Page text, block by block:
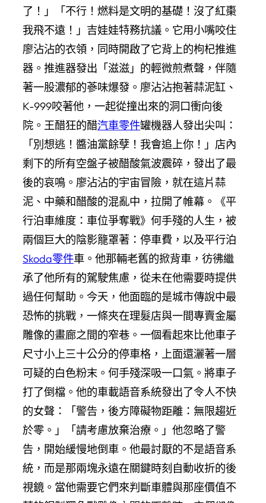
了！」「不行！燃料是文明的基礎！沒了紅棗
我飛不遠！」吉娃娃特務抗議。它用小嘴咬住
廖沾沾的衣領，同時開啟了它背上的枸杞推進
器。推進器發出「滋滋」的輕微煎煮聲，伴隨
著一股濃郁的蔘味爆發。廖沾沾抱著蒜泥缸、
K-999咬著他，一起從撞出來的洞口衝向後
院。王醋狂的醋汽車零件罐機器人發出尖叫：
「別想逃！醬油黨餘孽！我會追上你！」店內
剩下的所有空盤子被醋酸氣波震碎，發出了最
後的哀鳴。廖沾沾的宇宙冒險，就在這片蒜
泥、中藥和醋酸的混亂中，拉開了帷幕。《平
行泊車維度：車位爭奪戰》何手殘的人生，被
兩個巨大的陰影籠罩著：停車費，以及平行泊
Skoda零件車。他那輛老舊的掀背車，彷彿繼
承了他所有的駕駛焦慮，從未在他需要時提供
過任何幫助。今天，他面臨的是城市傳說中最
恐怖的挑戰，一條夾在理髮店與一間專賣金屬
雕像的畫廊之間的窄巷。一個看起來比他車子
尺寸小上三十公分的停車格，上面還灑著一層
可疑的白色粉末。何手殘深吸一口氣。將車子
打了倒檔。他的車載語音系統發出了令人不快
的女聲：「警告，後方障礙物距離：無限趨近
於零。」「請考慮放棄治療。」他忽略了警
告，開始緩慢地倒車。他最討厭的不是語音系
統，而是那兩塊永遠在關鍵時刻自動收折的後
視鏡。當他需要它們來判斷車體與那座價值不